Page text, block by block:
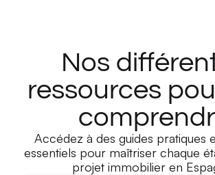
Nos
ressources
Accédez à des guides pratiques
essentiels pour maîtriser chaque
projet immobilier en